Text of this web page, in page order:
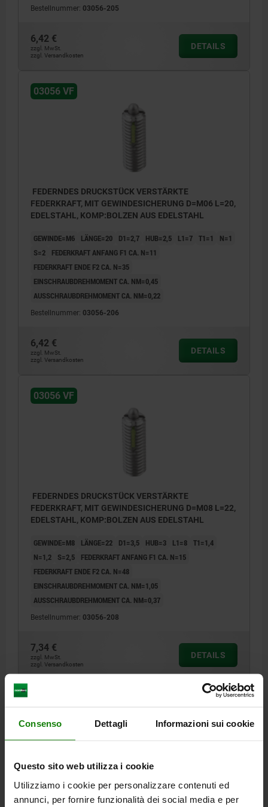
Consenso Dettagli Informazioni sui cookie
Questo sito web utilizza i cookie
Utilizziamo i cookie per personalizzare contenuti ed
annunci, per fornire funzionalità dei social media e per
L2 = ca. zwei Gewindegänge
1) Gewindestift eingeklebt
Bestellnummer: 03056-205
6,42 €
zzgl. MwSt.
zzgl. Versandkosten
DETAILS
03056 VF
FEDERNDES DRUCKSTÜCK VERSTÄRKTE
FEDERKRAFT, MIT GEWINDESICHERUNG D=M06 L=20,
EDELSTAHL, KOMP:BOLZEN AUS EDELSTAHL
GEWINDE=M6 LÄNGE=20 D1=2,7 HUB=2,5 L1=7 T1=1
N=1
S=2
FEDERKRAFT ANFANG F1 CA. N=11
FEDERKRAFT ENDE F2 CA. N=35
EINSCHRAUBDREHMOMENT CA. NM=0,45
AUSSCHRAUBDREHMOMENT CA. NM=0,22
Bestellnummer: 03056-206
6,42 €
zzgl. MwSt.
zzgl. Versandkosten
DETAILS
03056 VF
FEDERNDES DRUCKSTÜCK VERSTÄRKTE
FEDERKRAFT, MIT GEWINDESICHERUNG D=M08 L=22,
EDELSTAHL, KOMP:BOLZEN AUS EDELSTAHL
GEWINDE=M8 LÄNGE=22 D1=3,5 HUB=3 L1=8 T1=1,4
N=1,2
S=2,5
FEDERKRAFT ANFANG F1 CA. N=15
FEDERKRAFT ENDE F2 CA. N=48
EINSCHRAUBDREHMOMENT CA. NM=1,05
AUSSCHRAUBDREHMOMENT CA. NM=0,37
Bestellnummer: 03056-208
7,34 €
zzgl. MwSt.
zzgl. Versandkosten
DETAILS
FEDERNDES DRUCKSTÜCK VERSTÄRKTE